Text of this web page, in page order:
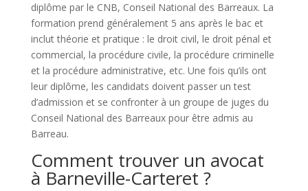
diplôme par le CNB, Conseil National des Barreaux. La
formation prend généralement 5 ans après le bac et
inclut théorie et pratique : le droit civil, le droit pénal et
commercial, la procédure civile, la procédure criminelle
et la procédure administrative, etc. Une fois qu’ils ont
leur diplôme, les candidats doivent passer un test
d’admission et se confronter à un groupe de juges du
Conseil National des Barreaux pour être admis au
Barreau.
Comment trouver un avocat
à Barneville-Carteret ?